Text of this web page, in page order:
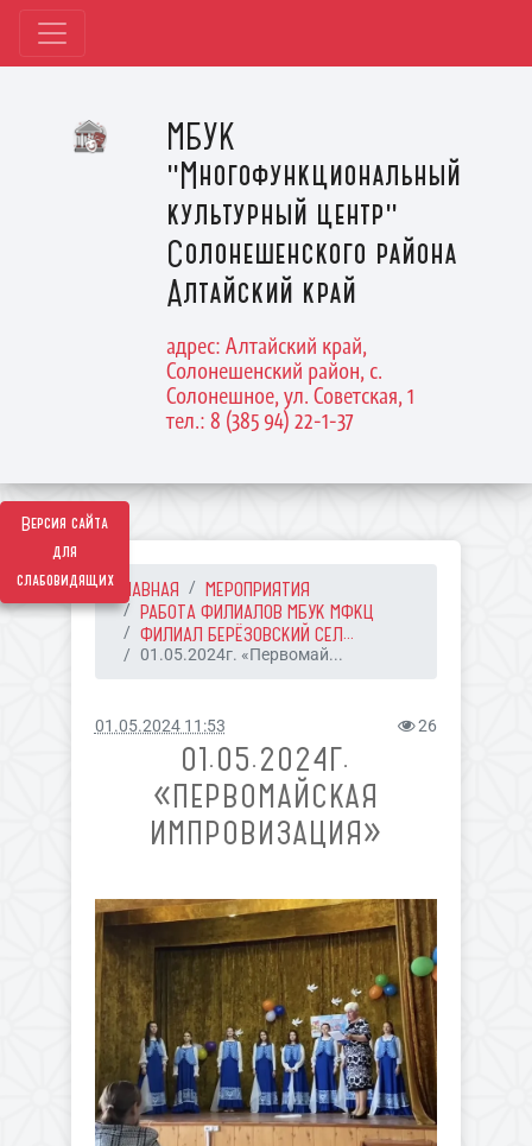
Версия сайта
для
слабовидящих
МБУК
"Многофункциональный
культурный центр"
Солонешенского района
Алтайский край
адрес: Алтайский край,
Солонешенский район, с.
Солонешное, ул. Советская, 1
тел.: 8 (385 94) 22-1-37
ГЛАВНАЯ
МЕРОПРИЯТИЯ
РАБОТА ФИЛИАЛОВ МБУК МФКЦ
ФИЛИАЛ БЕРЁЗОВСКИЙ СЕЛ...
01.05.2024г. «Первомай...
01.05.2024 11:53 26
01.05.2024Г.
«ПЕРВОМАЙСКАЯ
ИМПРОВИЗАЦИЯ»